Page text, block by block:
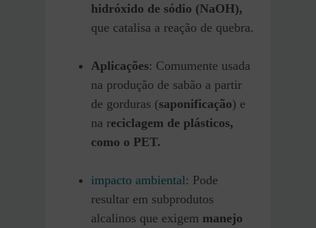
hidróxido de sódio (NaOH),
que catalisa a reação de quebra.
Aplicações: Comumente usada
na produção de sabão a partir
de gorduras (saponificação) e
na reciclagem de plásticos,
como o PET.
impacto ambiental : Pode
resultar em subprodutos
alcalinos que exigem manejo